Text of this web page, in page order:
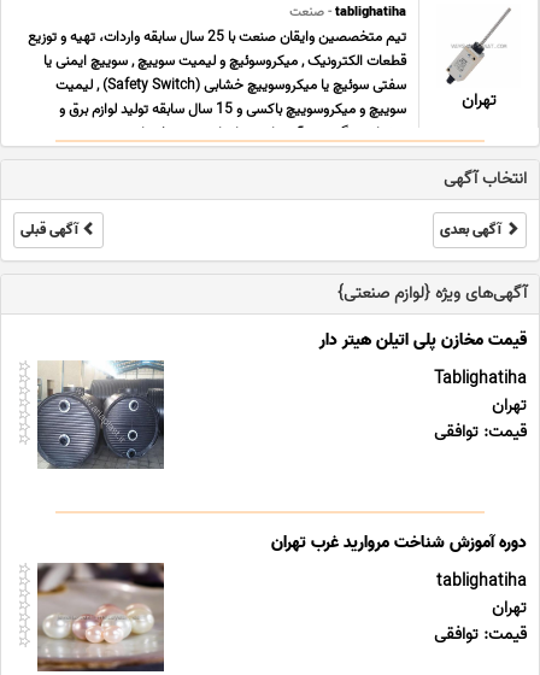
تهران
tablighatiha- صنعت
تیم متخصصین وایقان صنعت با 25 سال سابقه واردات، تهیه و توزیع
قطعات الکترونیک , میکروسوئیچ و لیمیت سوییچ , سوییچ ایمنی یا
سفتی سوئیچ یا میکروسوییچ خشابی (Safety Switch) , لیمیت
سوییچ و میکروسوییچ باکسی و 15 سال سابقه تولید لوازم برق و
روشنایی ، گرد هم آمده است تا جامع ترین خدمات ت ... ...
انتخاب آگهی
آگهی بعدی آگهی قبلی
آگهی‌های ویژه {لوازم صنعتی}
قیمت مخازن پلی اتیلن هیتر دار
Tablighatiha
تهران
قیمت: توافقی
دوره آموزش شناخت مروارید غرب تهران
tablighatiha
تهران
قیمت: توافقی